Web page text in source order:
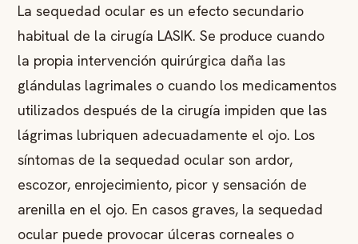
La sequedad ocular es un efecto secundario
habitual de la cirugía LASIK. Se produce cuando
la propia intervención quirúrgica daña las
glándulas lagrimales o cuando los medicamentos
utilizados después de la cirugía impiden que las
lágrimas lubriquen adecuadamente el ojo. Los
síntomas de la sequedad ocular son ardor,
escozor, enrojecimiento, picor y sensación de
arenilla en el ojo. En casos graves, la sequedad
ocular puede provocar úlceras corneales o